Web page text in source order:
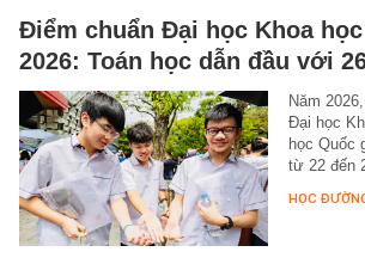
Điểm chuẩn Đại học Khoa
2026: Toán học dẫn đầu với
Năm
Đại học
học Quốc
từ 22 đến
HỌC